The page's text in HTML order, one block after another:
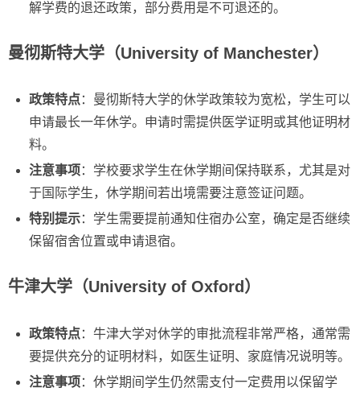
解学费的退还政策，部分费用是不可退还的。
曼彻斯特大学（University of Manchester）
政策特点：曼彻斯特大学的休学政策较为宽松，学生可以
申请最长一年休学。申请时需提供医学证明或其他证明材
料。
注意事项 ：学校要求学生在休学期间保持联系，尤其是对
于国际学生，休学期间若出境需要注意签证问题。
特别提示：学生需要提前通知住宿办公室，确定是否继续
保留宿舍位置或申请退宿。
牛津大学（University of Oxford）
政策特点：牛津大学对休学的审批流程非常严格，通常需
要提供充分的证明材料，如医生证明、家庭情况说明等。
注意事项 ：休学期间学生仍然需支付一定费用以保留学